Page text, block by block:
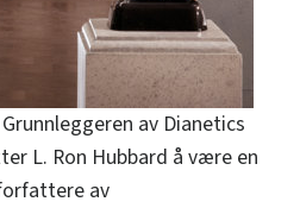
av Dianetics
L. Ron Hubbard å være en
av